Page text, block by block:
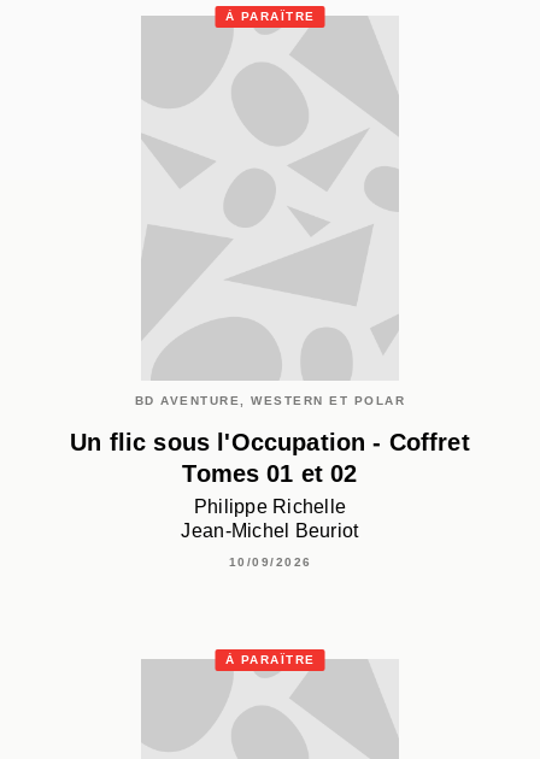
À PARAÎTRE
BD AVENTURE, WESTERN ET POLAR
Un flic sous l'Occupation - Coffret
Tomes 01 et 02
Philippe Richelle
Jean-Michel Beuriot
10/09/2026
À PARAÎTRE